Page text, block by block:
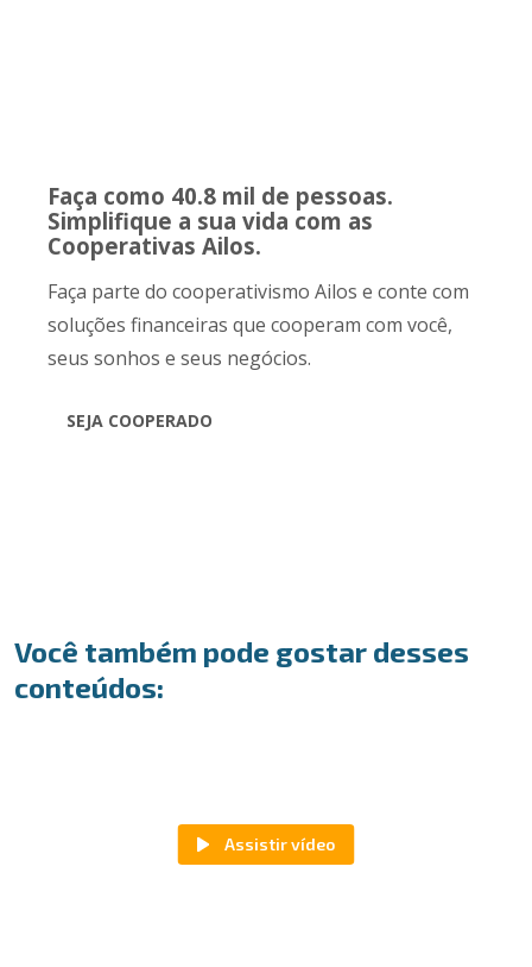
Faça como 40.8 mil de pessoas.
Simplifique a sua vida com as
Cooperativas Ailos.
Faça parte do cooperativismo Ailos e conte com
soluções financeiras que cooperam com você,
seus sonhos e seus negócios.
SEJA COOPERADO
Você também pode gostar desses
conteúdos: